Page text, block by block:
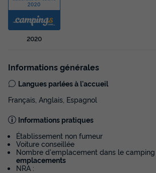
12/09/2026
Meilleur prix pour 7 nuits
Modifier les dates
Voir les disponibilités
2020
Informations générales
Langues parlées à l'accueil
Français, Anglais, Espagnol
Informations pratiques
Établissement non fumeur
Voiture conseillée
Nombre d'emplacement dans le camping
emplacements
NRA :